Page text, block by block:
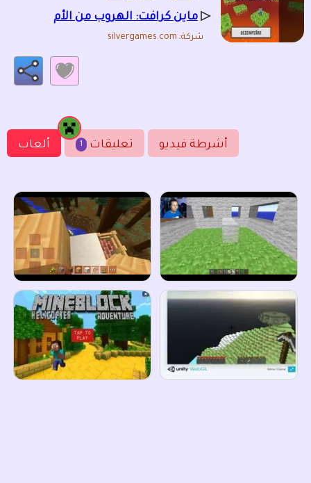
▷ ماين كرافت: الهروب من الأم
شركة: silvergames.com
ألعاب 1 تعليقات أشرطة فيديو